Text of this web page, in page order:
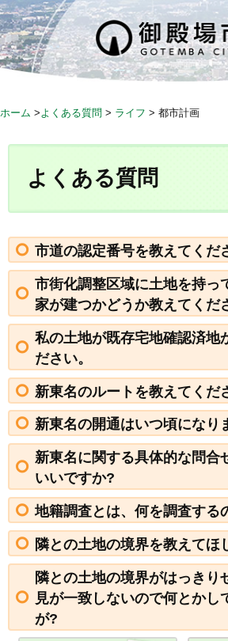
S
k
i
p
ホーム > よくある質問 > ライフ > 都市計画
よくある質問
市道の認定番号を教えてくだ
市街化調整区域に土地を持っ
家が建つかどうか教えてくだ
私の土地が既存宅地確認済地
ださい。
新東名のルートを教えてくだ
新東名の開通はいつ頃になり
新東名に関する具体的な問合
いいですか?
地籍調査とは、何を調査する
隣との土地の境界を教えてほ
隣との土地の境界がはっきり
見が一致しないので何とかし
が?